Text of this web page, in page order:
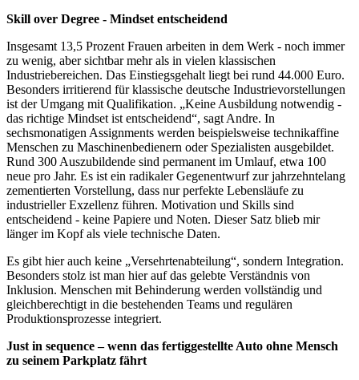
Skill over Degree - Mindset entscheidend
Insgesamt 13,5 Prozent Frauen arbeiten in dem Werk - noch immer
zu wenig, aber sichtbar mehr als in vielen klassischen
Industriebereichen. Das Einstiegsgehalt liegt bei rund 44.000 Euro.
Besonders irritierend für klassische deutsche Industrievorstellungen
ist der Umgang mit Qualifikation. „Keine Ausbildung notwendig -
das richtige Mindset ist entscheidend“, sagt Andre. In
sechsmonatigen Assignments werden beispielsweise technikaffine
Menschen zu Maschinenbedienern oder Spezialisten ausgebildet.
Rund 300 Auszubildende sind permanent im Umlauf, etwa 100
neue pro Jahr. Es ist ein radikaler Gegenentwurf zur jahrzehntelang
zementierten Vorstellung, dass nur perfekte Lebensläufe zu
industrieller Exzellenz führen. Motivation und Skills sind
entscheidend - keine Papiere und Noten. Dieser Satz blieb mir
länger im Kopf als viele technische Daten.
Es gibt hier auch keine „Versehrtenabteilung“, sondern Integration.
Besonders stolz ist man hier auf das gelebte Verständnis von
Inklusion. Menschen mit Behinderung werden vollständig und
gleichberechtigt in die bestehenden Teams und regulären
Produktionsprozesse integriert.
Just in sequence – wenn das fertiggestellte Auto ohne Mensch
zu seinem Parkplatz fährt